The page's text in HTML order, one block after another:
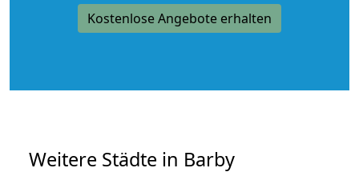
Kostenlose Angebote erhalten
Weitere Städte in Barby